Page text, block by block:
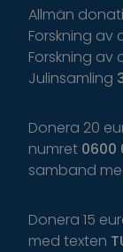
Allmän
Forskning av
Forskning av
Julinsamling
Donera 20
numret 0600
samband
Donera 15
med texten